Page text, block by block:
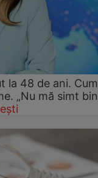
la 48 de ani. Cum
„Nu mă simt